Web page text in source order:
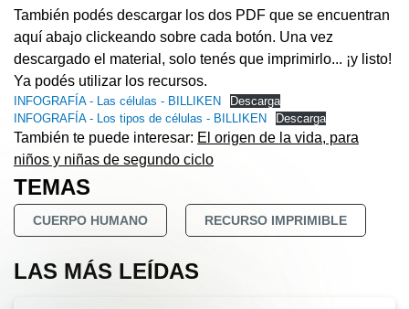
También podés descargar los dos PDF que se encuentran
aquí abajo clickeando sobre cada botón. Una vez
descargado el material, solo tenés que imprimirlo... ¡y listo!
Ya podés utilizar los recursos.
INFOGRAFÍA - Las células - BILLIKEN
Descarga
INFOGRAFÍA - Los tipos de células - BILLIKEN
Descarga
También te puede interesar: El origen de la vida, para
niños y niñas de segundo ciclo
TEMAS
CUERPO HUMANO RECURSO IMPRIMIBLE
LAS MÁS LEÍDAS